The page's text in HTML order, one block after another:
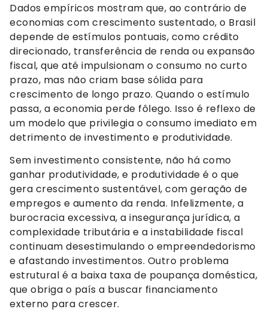
Dados empíricos mostram que, ao contrário de
economias com crescimento sustentado, o Brasil
depende de estímulos pontuais, como crédito
direcionado, transferência de renda ou expansão
fiscal, que até impulsionam o consumo no curto
prazo, mas não criam base sólida para
crescimento de longo prazo. Quando o estímulo
passa, a economia perde fôlego. Isso é reflexo de
um modelo que privilegia o consumo imediato em
detrimento de investimento e produtividade.
Sem investimento consistente, não há como
ganhar produtividade, e produtividade é o que
gera crescimento sustentável, com geração de
empregos e aumento da renda. Infelizmente, a
burocracia excessiva, a insegurança jurídica, a
complexidade tributária e a instabilidade fiscal
continuam desestimulando o empreendedorismo
e afastando investimentos. Outro problema
estrutural é a baixa taxa de poupança doméstica,
que obriga o país a buscar financiamento
externo para crescer.